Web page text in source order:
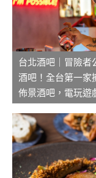
台北酒吧｜冒險者
酒吧！全台第一家
佈景酒吧，電玩遊